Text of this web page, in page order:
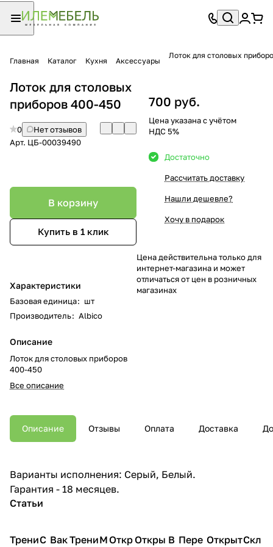
Главная Каталог Кухня Аксессуары
Лоток для столовых
Лоток для столовых
приборов 400-450
0
Нет отзывов
Арт. ЦБ-00039490
В корзину
Купить в 1 клик
Характеристики
Базовая единица: шт
Производитель: Albico
Описание
Лоток для столовых приборов
400-450
Все описание
700 руб.
Цена указана с учётом
НДС 5%
Достаточно
Рассчитать доставку
Нашли дешевле?
Хочу в подарок
Цена действительна только для
интернет-магазина и может
отличаться от цен в розничных
магазинах
Описание Отзывы Оплата Доставка
Варианты исполнения: Серый, Белый.
Гарантия - 18 месяцев.
Статьи
ТрениС ВакТрениМОткрОткры В Пере ОткрытСкл